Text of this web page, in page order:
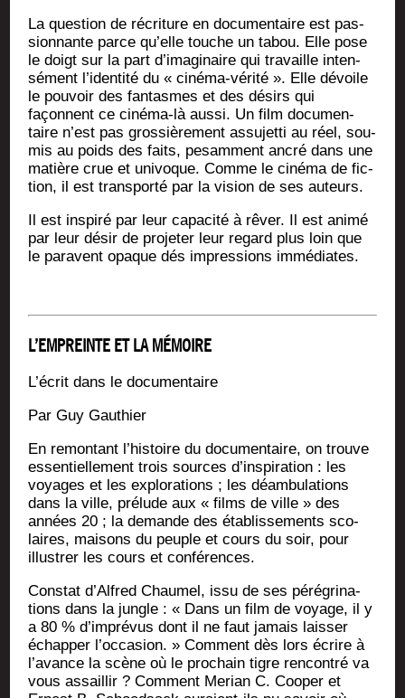
La ques­tion de récri­ture en docu­men­taire est pas­
sion­nante parce qu’elle touche un tabou. Elle pose
le doigt sur la part d’i­ma­gi­naire qui tra­vaille inten­
sé­ment l’i­den­ti­té du « ciné­ma-véri­té ». Elle dévoile
le pou­voir des fan­tasmes et des dési­rs qui
façonnent ce ciné­ma-là aus­si. Un film docu­men­
taire n’est pas gros­siè­re­ment assu­jet­ti au réel, sou­
mis au poids des faits, pesam­ment ancré dans une
matière crue et uni­voque. Comme le ciné­ma de fic­
tion, il est trans­por­té par la vision de ses auteurs.
Il est ins­pi­ré par leur capa­ci­té à rêver. Il est ani­mé
par leur désir de pro­je­ter leur regard plus loin que
le paravent opaque dés impres­sions immédiates.
L’EMPREINTE ET LA MÉMOIRE
L’écrit dans le documentaire
Par Guy Gauthier
En remon­tant l’his­toire du docu­men­taire, on trouve
essen­tiel­le­ment trois sources d’ins­pi­ra­tion : les
voyages et les explo­ra­tions ; les déam­bu­la­tions
dans la ville, pré­lude aux « films de ville » des
années 20 ; la demande des éta­blis­se­ments sco­
laires, mai­sons du peuple et cours du soir, pour
illus­trer les cours et conférences.
Constat d’Al­fred Chau­mel, issu de ses péré­gri­na­
tions dans la jungle : « Dans un film de voyage, il y
a 80 % d’im­pré­vus dont il ne faut jamais lais­ser
échap­per l’oc­ca­sion. » Com­ment dès lors écrire à
l’a­vance la scène où le pro­chain tigre ren­con­tré va
vous assaillir ? Com­ment Merian C. Cooper et